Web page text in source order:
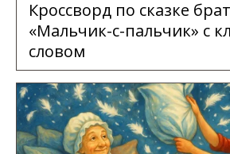
Кроссворд по сказке
«Мальчик-с-пальчик» с
словом